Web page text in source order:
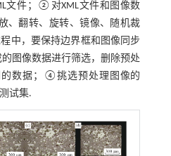
文件；②对XML文件和图像数
、翻转、旋转、镜像、随机裁
中，要保持边界框和图像同步
像数据进行筛选，删除预处
的数据；④挑选预处理图像的
试集.